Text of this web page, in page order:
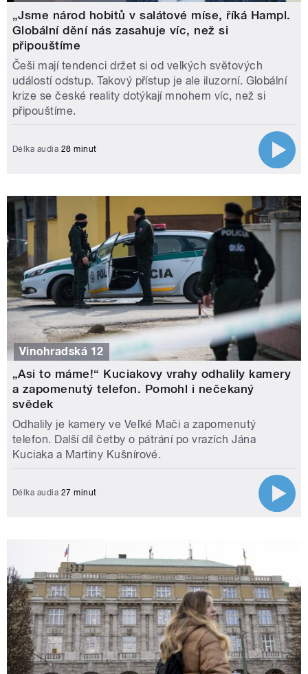
„Jsme národ hobitů v salátové míse, říká Hampl.
Globální dění nás zasahuje víc, než si
připouštíme
Češi mají tendenci držet si od velkých světových
událostí odstup. Takový přístup je ale iluzorní. Globální
krize se české reality dotýkají mnohem víc, než si
připouštíme.
Délka audia 28 minut
Vinohradská 12
„Asi to máme!“ Kuciakovy vrahy odhalily kamery
a zapomenutý telefon. Pomohl i nečekaný
svědek
Odhalily je kamery ve Veľké Mači a zapomenutý
telefon. Další díl četby o pátrání po vrazích Jána
Kuciaka a Martiny Kušnírové.
Délka audia 27 minut